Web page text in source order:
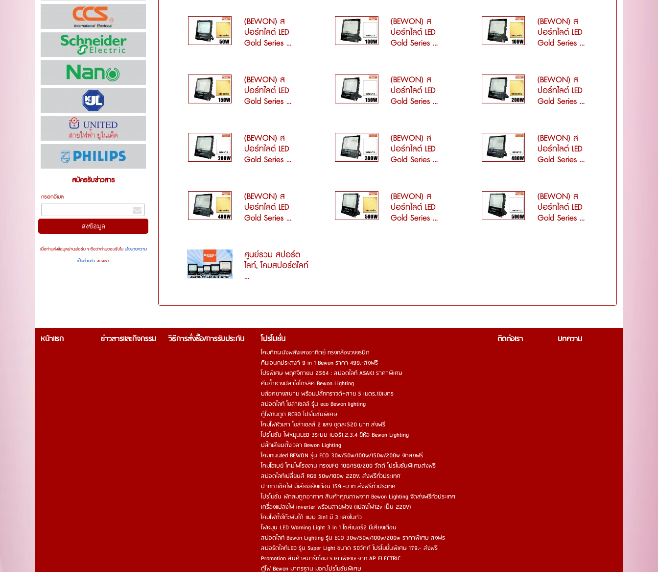
สมัครรับข่าวสาร
กรอกอีเมล
เมื่อท่านส่งข้อมูลผ่านฟอร์ม จะถือว่าท่านยอมรับในนโยบายความ
เป็นส่วนตัวของเรา
(BEWON) ส
ปอร์ทไลต์ LED
Gold Series ...
(BEWON) ส
ปอร์ทไลต์ LED
Gold Series ...
(BEWON) ส
ปอร์ทไลต์ LED
Gold Series ...
(BEWON) ส
ปอร์ทไลต์ LED
Gold Series ...
(BEWON) ส
ปอร์ทไลต์ LED
Gold Series ...
(BEWON) ส
ปอร์ทไลต์ LED
Gold Series ...
(BEWON) ส
ปอร์ทไลต์ LED
Gold Series ...
(BEWON) ส
ปอร์ทไลต์ LED
Gold Series ...
(BEWON) ส
ปอร์ทไลต์ LED
Gold Series ...
(BEWON) ส
ปอร์ทไลต์ LED
Gold Series ...
(BEWON) ส
ปอร์ทไลต์ LED
Gold Series ...
(BEWON) ส
ปอร์ทไลต์ LED
Gold Series ...
ศูนย์รวม สปอร์ต
ไลท์, โคมสปอร์ตไลท์
...
หน้าแรก ข่าวสารและกิจกรรม วิธีการสั่งซื้อ/การรับประกัน โปรโมชั่น
โคมติกผนังพลังแสงอาทิตย์ ทรงกล้องวงจรปิด
คีมเอนกประสงค์ 9 in 1 Bewon ราคา 499.-ส่งฟรี
โปรพิเศษ พฤศจิกายน 2564 : สปอตไลท์ ASAKI ราคาพิเศษ
คีมย้ำหางปลาไฮโดรลิค Bewon Lighting
บล๊อคยางสนาม พร้อมปลั๊กกราวด์+สาย 5 เมตร,10เมตร
สปอตไลท์ โซล่าเซลล์ รุ่น eco Bewon lighting
ตู้ไฟกันดูด RCBO โปรโมชั่นพิเศษ
โคมไฟหัวเสา โซล่าเซลล์ 2 แสง ชุดละ520 บาท ส่งฟรี
โปรโมชั่น ไฟหมุนLED 3ระบบ เบอร์1,2,3,4 ยี่ห้อ Bewon Lighting
ปลั๊กเสียบตั้งเวลา Bewon Lighting
โคมถนนled BEWON รุ่น ECO 30w/50w/100w/150w/200w จัดส่งฟรี
โคมไฮเบย์ โคมไฟโรงงาน ทรงUFO 100/150/200 วัตต์ โปรโมชั่นพิเศษส่งฟรี
สปอตไลท์เปลี่ยนสี RGB 50w/100w 220V. ส่งฟรีทั่วประเทศ
ปากกาเช็คไฟ มีเสียงแจ้งเตือน 159.-บาท ส่งฟรีทั่วประเทศ
โปรโมชั่น พัดลมดูดอากาศ สินค้าคุณภาพจาก Bewon Lighting จัดส่งฟรีทั่วประเทศ
เครื่องแปลงไฟ inverter พร้อมสายพ่วง (แปลงไฟ12v เป็น 220V)
โคมไฟตั้งโต๊ะพับได้ แบบ 3in1 มี 3 แสงในตัว
ไฟหมุน LED Warning Light 3 in 1 ไซส์เบอร์2 มีเสียงเตือน
สปอตไลท์ Bewon Lighting รุ่น ECO 30w/50w/100w/200w ราคาพิเศษ ส่งฟร
สปอร์ตไลท์LED รุ่น Super Light ขนาด 50วัตต์ โปรโมชั่นพิเศษ 179.- ส่งฟรี
Promotion สินค้าสมาร์ทโฮม ราคาพิเศษ จาก AP ELECTRIC
ตู้ไฟ Bewon มาตรฐาน มอก.โปรโมชั่นพิเศษ
ติดต่อเรา บทความ